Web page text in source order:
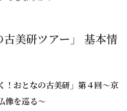
美研ツアー」 基本情
！おとなの古美研」第４回～京
像を巡る～